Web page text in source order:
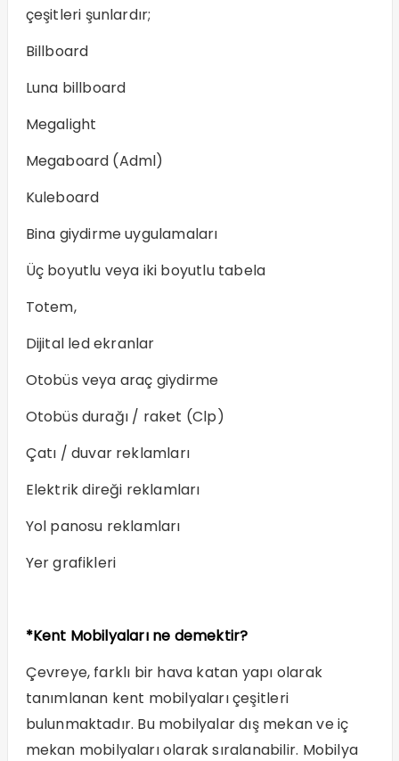
çeşitleri şunlardır;
Billboard
Luna billboard
Megalight
Megaboard (Adml)
Kuleboard
Bina giydirme uygulamaları
Üç boyutlu veya iki boyutlu tabela
Totem,
Dijital led ekranlar
Otobüs veya araç giydirme
Otobüs durağı / raket (Clp)
Çatı / duvar reklamları
Elektrik direği reklamları
Yol panosu reklamları
Yer grafikleri
*Kent Mobilyaları ne demektir?
Çevreye, farklı bir hava katan yapı olarak
tanımlanan kent mobilyaları çeşitleri
bulunmaktadır. Bu mobilyalar dış mekan ve iç
mekan mobilyaları olarak sıralanabilir. Mobilya